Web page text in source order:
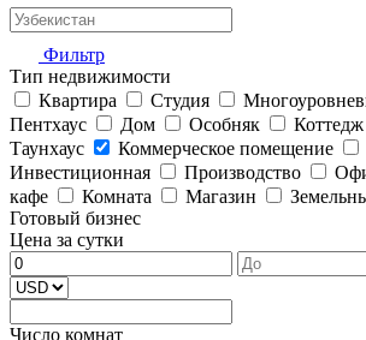
Фильтр
Тип недвижимости
Квартира
Студия
Пентхаус
Дом Особняк Коттедж
Таунхаус
Коммерческое помещение
Инвестиционная
Производство
кафе
Комната Магазин
Готовый бизнес
Цена за сутки
Число комнат